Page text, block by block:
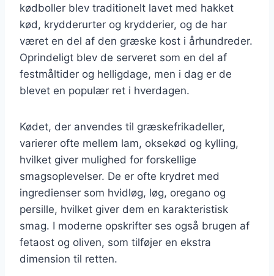
kødboller blev traditionelt lavet med hakket
kød, krydderurter og krydderier, og de har
været en del af den græske kost i århundreder.
Oprindeligt blev de serveret som en del af
festmåltider og helligdage, men i dag er de
blevet en populær ret i hverdagen.
Kødet, der anvendes til græskefrikadeller,
varierer ofte mellem lam, oksekød og kylling,
hvilket giver mulighed for forskellige
smagsoplevelser. De er ofte krydret med
ingredienser som hvidløg, løg, oregano og
persille, hvilket giver dem en karakteristisk
smag. I moderne opskrifter ses også brugen af
fetaost og oliven, som tilføjer en ekstra
dimension til retten.